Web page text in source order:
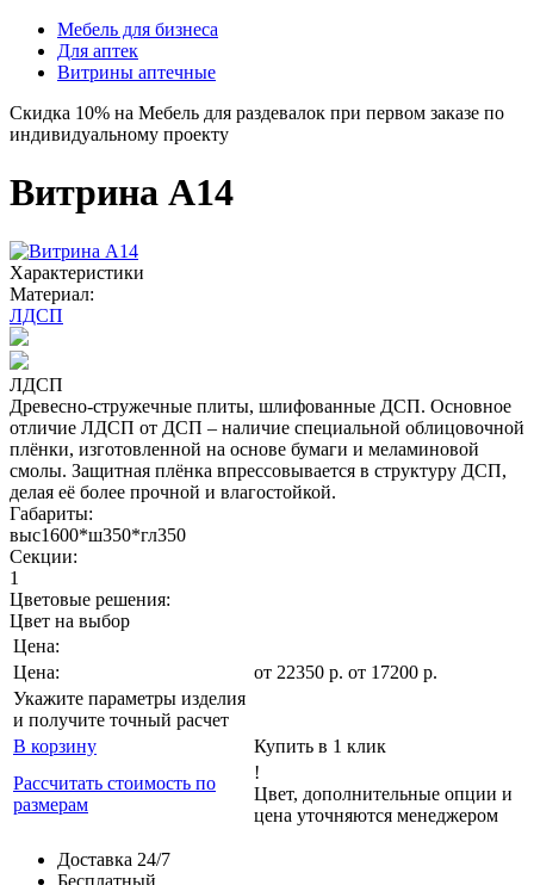
Мебель для бизнеса
Для аптек
Витрины аптечные
Скидка 10% на Мебель для раздевалок при первом заказе по
индивидуальному проекту
Витрина А14
Характеристики
Материал:
ЛДСП
ЛДСП
Древесно-стружечные плиты, шлифованные ДСП. Основное
отличие ЛДСП от ДСП – наличие специальной облицовочной
плёнки, изготовленной на основе бумаги и меламиновой
смолы. Защитная плёнка впрессовывается в структуру ДСП,
делая её более прочной и влагостойкой.
Габариты:
выс1600*ш350*гл350
Секции:
1
Цветовые решения:
Цвет на выбор
Цена:
Цена:
от 22350 р. от 17200 р.
Укажите параметры изделия
и получите точный расчет
В корзину
Купить в 1 клик
Рассчитать стоимость по
размерам
!
Цвет, дополнительные опции и
цена уточняются менеджером
Доставка 24/7
Бесплатный